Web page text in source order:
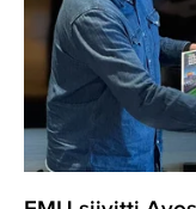
Yhteistyö,
kasvu
yrityskaupat
ansaitsivat
juhlansa